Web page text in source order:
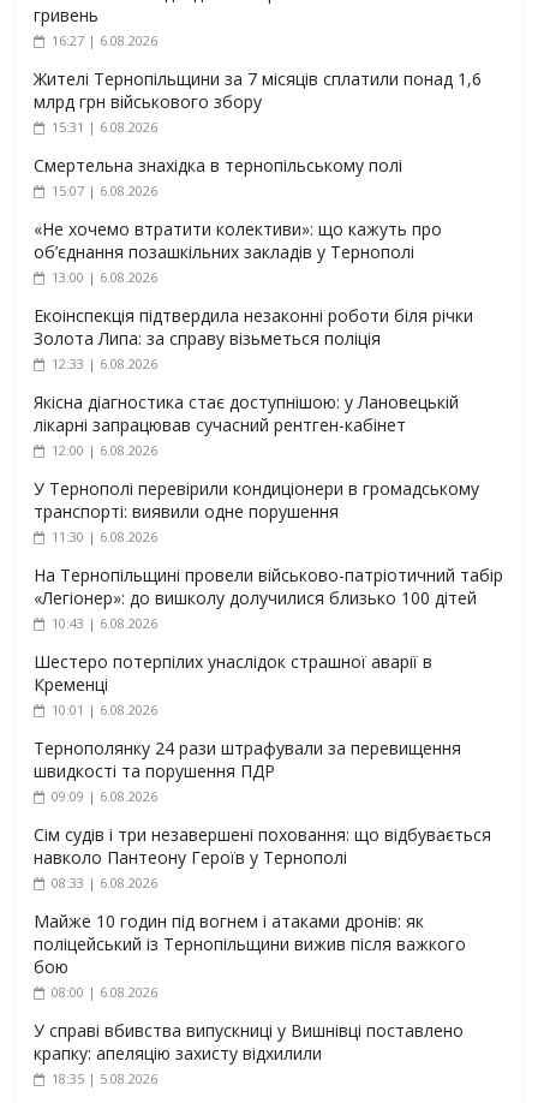
гривень
16:27 | 6.08.2026
Жителі Тернопільщини за 7 місяців сплатили понад 1,6
млрд грн військового збору
15:31 | 6.08.2026
Смертельна знахідка в тернопільському полі
15:07 | 6.08.2026
«Не хочемо втратити колективи»: що кажуть про
об’єднання позашкільних закладів у Тернополі
13:00 | 6.08.2026
Екоінспекція підтвердила незаконні роботи біля річки
Золота Липа: за справу візьметься поліція
12:33 | 6.08.2026
Якісна діагностика стає доступнішою: у Лановецькій
лікарні запрацював сучасний рентген-кабінет
12:00 | 6.08.2026
У Тернополі перевірили кондиціонери в громадському
транспорті: виявили одне порушення
11:30 | 6.08.2026
На Тернопільщині провели військово-патріотичний табір
«Легіонер»: до вишколу долучилися близько 100 дітей
10:43 | 6.08.2026
Шестеро потерпілих унаслідок страшної аварії в
Кременці
10:01 | 6.08.2026
Тернополянку 24 рази штрафували за перевищення
швидкості та порушення ПДР
09:09 | 6.08.2026
Сім судів і три незавершені поховання: що відбувається
навколо Пантеону Героїв у Тернополі
08:33 | 6.08.2026
Майже 10 годин під вогнем і атаками дронів: як
поліцейський із Тернопільщини вижив після важкого
бою
08:00 | 6.08.2026
У справі вбивства випускниці у Вишнівці поставлено
крапку: апеляцію захисту відхилили
18:35 | 5.08.2026